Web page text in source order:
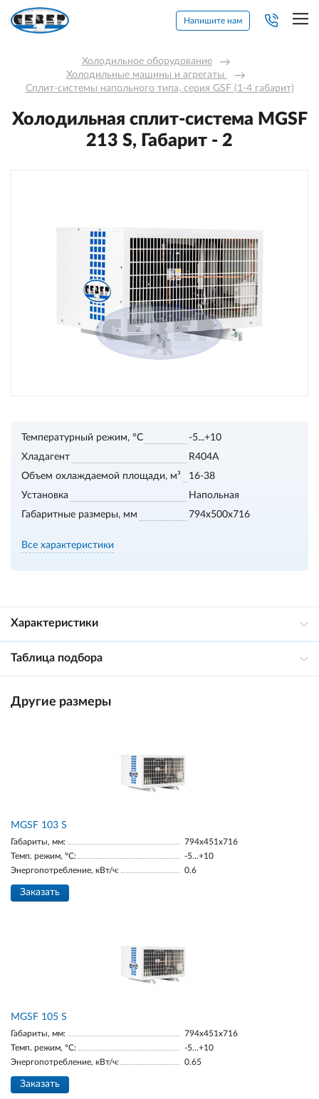
Напишите нам
Холодильное оборудование →
Холодильные машины и агрегаты →
Сплит-системы напольного типа, серия GSF (1-4 габарит)
Холодильная сплит-система МGSF
213 S, Габарит - 2
Температурный режим, °С
-5...+10
Хладагент
R404A
Объем охлаждаемой площади, м³
16-38
Установка
Напольная
Габаритные размеры, мм
794x500x716
Все характеристики
Характеристики
Таблица подбора
Другие размеры
MGSF 103 S
Габариты, мм:
794x451x716
Темп. режим, °С:
-5...+10
Энергопотребление, кВт/ч:
0.6
Заказать
МGSF 105 S
Габариты, мм:
794x451x716
Темп. режим, °С:
-5...+10
Энергопотребление, кВт/ч:
0.65
Заказать